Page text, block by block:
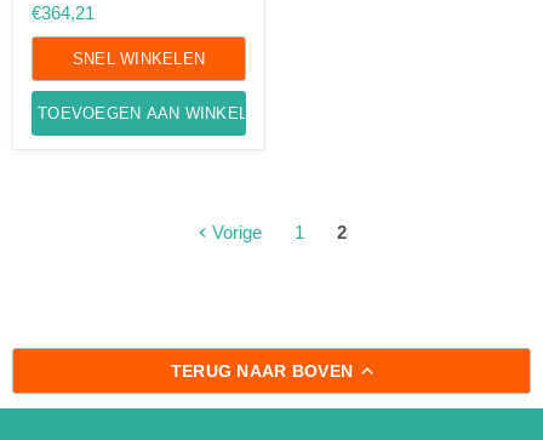
–
Zwart
€364,21
SNEL WINKELEN
TOEVOEGEN AAN WINKELWAGEN
Vorige 1 2
TERUG NAAR BOVEN